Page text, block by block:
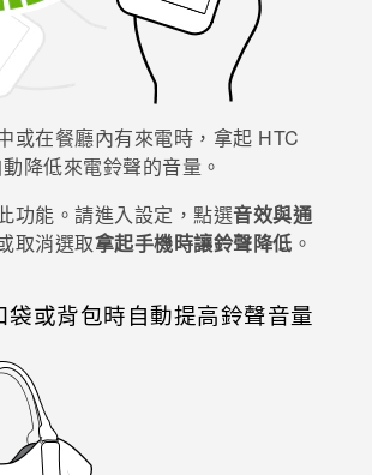
或在餐廳內有來電時，拿起 HTC
降低來電鈴聲的音量。
功能。請進入設定，點選音效與通
取消選取拿起手機時讓鈴聲降低 。
袋或背包時自動提高鈴聲音量